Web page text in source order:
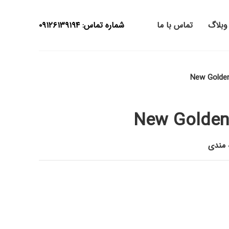
وبلاگ تماس با ما شماره تماس: ۰۹۱۲۶۱۳۹۱۹۴
New
New
مندی